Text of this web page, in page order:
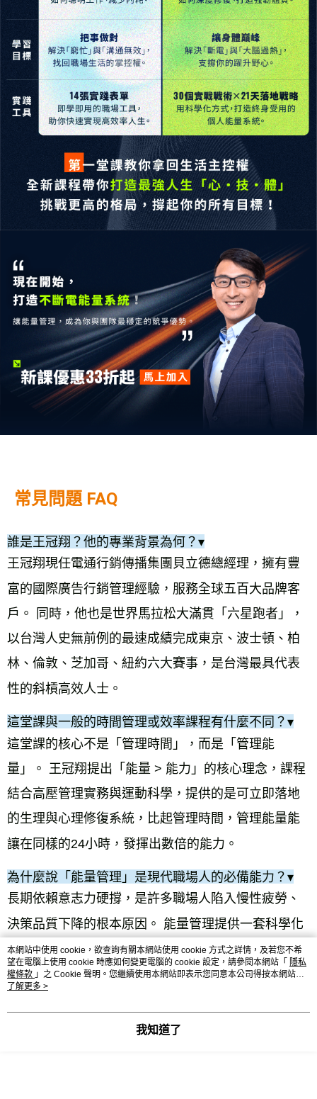
常見問題 FAQ
誰是王冠翔？他的專業背景為何？ ▾
王冠翔現任電通行銷傳播集團 貝立德總經理 ，擁有豐
富的國際廣告行銷管理經驗，服務全球五百大品牌客
戶。 同時，他也是世界馬拉松大滿貫「六星跑者」
，
以台灣人史無前例的最速成績完成東京、波士頓、柏
林、倫敦、芝加哥、紐約六大賽事，是台灣最具代表
性的斜槓高效人士。
這堂課與一般的時間管理或效率課程有什麼不同？ ▾
這堂課的核心不是「管理時間」，而是「管理能
量」。 王冠翔提出「能量 > 能力」的核心理念，課程
結合高壓管理實務與運動科學，提供的是可立即落地
的生理與心理修復系統，比起管理時間，管理能量能
讓在同樣的24小時，發揮出數倍的能力 。
為什麼說「能量管理」是現代職場人的必備能力？ ▾
長期依賴意志力硬撐，是許多職場人陷入慢性疲勞、
決策品質下降的根本原因。 能量管理提供一套科學化
的「配速策略」，幫助你在睡眠、飲食、運動與情緒
四大面向建立穩定的不斷電系統，讓高效表現不再是
這堂課適合什麼樣的人？▾
本網站中使用 cookie，欲查詢有關本網站使用 cookie 方式之詳情，及若您不希
望在電腦上使用 cookie 時應如何變更電腦的 cookie 設定，請參閱本網站「 隱私
權條款 」之 Cookie 聲明。您繼續使用本網站即表示您同意本公司得按本網站使
用條款之 Cookie 聲明使用 cookie。
了解更多 >
我知道了